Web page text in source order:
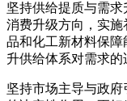
坚持供给提质与需
消费升级方向，实
品和化工新材料保
升供给体系对需求的
坚持市场主导与政